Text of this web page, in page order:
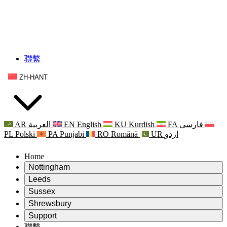
聯繫
ZH-HANT
AR العربية EN English KU Kurdish FA فارسی
PL Polski PA Punjabi RO Română UR اردو
Home
Nottingham
Review
評審主席
獨立審核小組
職權範圍
獨立審查最終報告
Leeds
Review
評審主席
獨立審核小組
職權範圍
Sussex
Review
評審主席
獨立審核小組
Shrewsbury
Review
產科複查的職權範圍
Support